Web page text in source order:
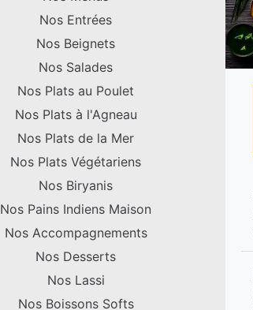
Nos Entrées
Nos Beignets
Nos Salades
Nos Plats au Poulet
Nos Plats à l'Agneau
Nos Plats de la Mer
Nos Plats Végétariens
Nos Biryanis
Nos Pains Indiens Maison
Nos Accompagnements
Nos Desserts
Nos Lassi
Nos Boissons Softs